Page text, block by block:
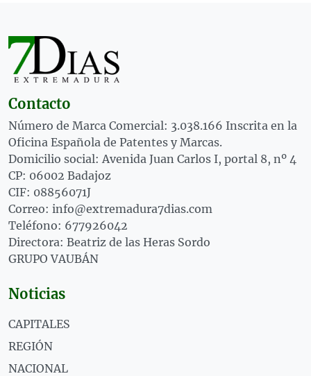
Contacto
Número de Marca Comercial: 3.038.166 Inscrita en la
Oficina Española de Patentes y Marcas.
Domicilio social: Avenida Juan Carlos I, portal 8, nº 4
CP: 06002 Badajoz
CIF: 08856071J
Correo: info@extremadura7dias.com
Teléfono: 677926042
Directora: Beatriz de las Heras Sordo
GRUPO VAUBÁN
Noticias
CAPITALES
REGIÓN
NACIONAL